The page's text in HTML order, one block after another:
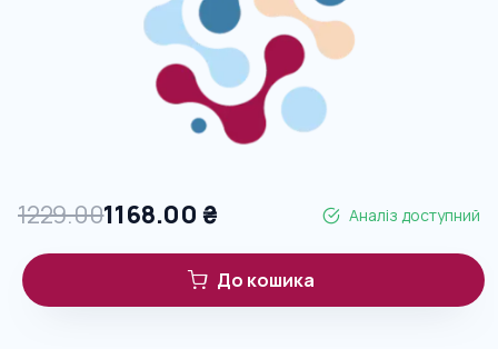
1229.001168.00 ₴ Аналіз доступний
До кошика